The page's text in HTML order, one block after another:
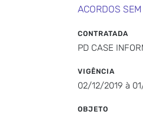
ACORDOS
CONTRATADA
PD CASE
VIGÊNCIA
02/12/2019 à
OBJETO